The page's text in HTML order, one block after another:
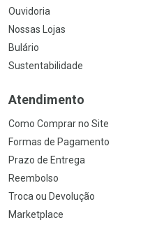
Ouvidoria
Nossas Lojas
Bulário
Sustentabilidade
Atendimento
Como Comprar no Site
Formas de Pagamento
Prazo de Entrega
Reembolso
Troca ou Devolução
Marketplace